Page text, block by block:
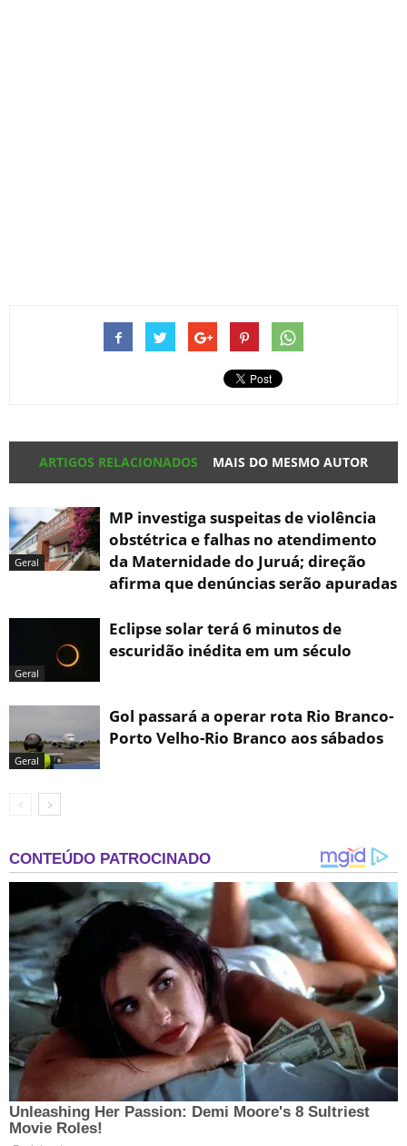
ARTIGOS RELACIONADOS MAIS DO MESMO AUTOR
Geral
MP investiga suspeitas de violência
obstétrica e falhas no atendimento
da Maternidade do Juruá; direção
afirma que denúncias serão apuradas
Geral
Eclipse solar terá 6 minutos de
escuridão inédita em um século
Geral
Gol passará a operar rota Rio Branco-
Porto Velho-Rio Branco aos sábados